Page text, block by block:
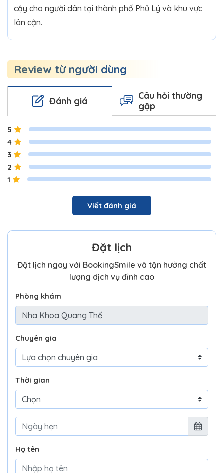
cậy cho người dân tại thành phố Phủ Lý và khu vực
lân cận.
Review từ người dùng
Đánh giá
Câu hỏi thường
gặp
5
4
3
2
1
Viết đánh giá
Đặt lịch
Đặt lịch ngay với BookingSmile và tận hưởng chất
lượng dịch vụ đỉnh cao
Phòng khám
Chuyên gia
Thời gian
Họ tên